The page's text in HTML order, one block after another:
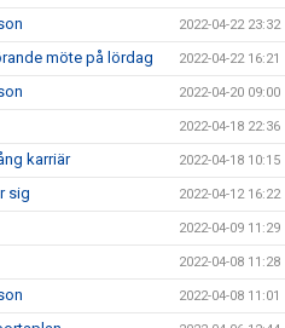
2022-04-22 23:32
möte på lördag 2022-04-22 16:21
2022-04-20 09:00
2022-04-18 22:36
karriär 2022-04-18 10:15
sig 2022-04-12 16:22
2022-04-09 11:29
2022-04-08 11:28
2022-04-08 11:01